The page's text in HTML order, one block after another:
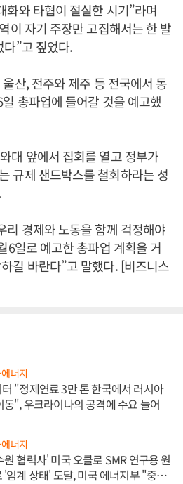
화와 타협이 절실한 시기”라며
이 자기 주장만 고집해서는 한 발
”고 짚었다.
산, 전주와 제주 등 전국에서 동
총파업에 들어갈 것을 예고했
대 앞에서 집회를 열고 정부가
규제 샌드박스를 철회하라는 성
리 경제와 노동을 함께 걱정해야
6일로 예고한 총파업 계획을 거
길 바란다”고 말했다. [비즈니스
너지
"정제연료 3만 톤 한국에서 러시아
동", 우크라이나의 공격에 수요 늘어
너지
원 협력사' 미국 오클로 SMR 연구용 원
'임계 상태' 도달, 미국 에너지부 "중요